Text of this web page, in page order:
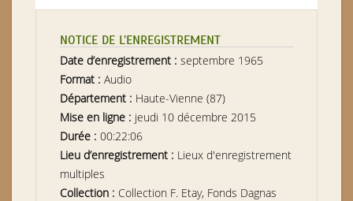
NOTICE DE L’ENREGISTREMENT
Date d’enregistrement : septembre 1965
Format : Audio
Département : Haute-Vienne (87)
Mise en ligne : jeudi 10 décembre 2015
Durée : 00:22:06
Lieu d’enregistrement : Lieux d'enregistrement
multiples
Collection : Collection F. Etay, Fonds Dagnas